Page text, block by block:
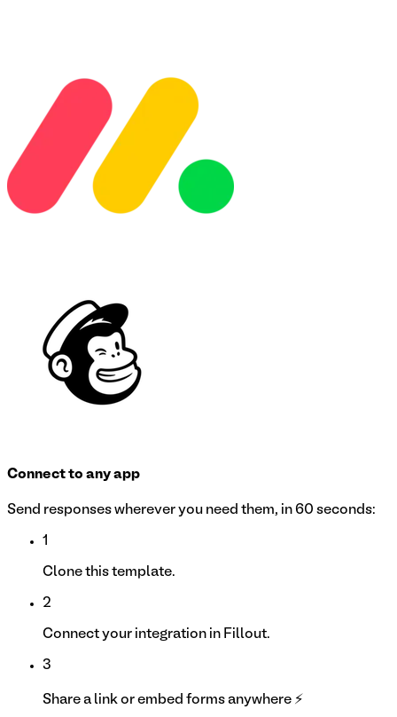
Connect to any app
Send responses wherever you need them, in 60 seconds:
1
Clone this template.
2
Connect your integration in Fillout.
3
Share a link or embed forms anywhere ⚡